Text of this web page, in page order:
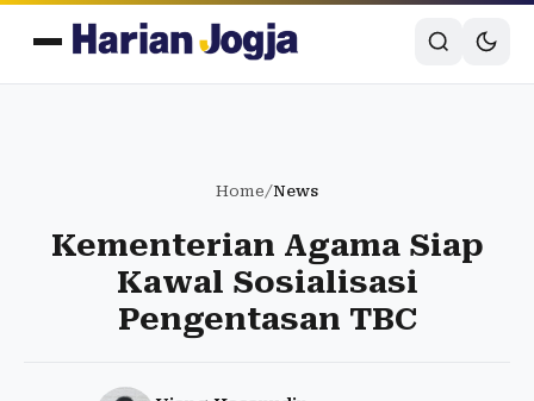
Home/News
Kementerian Agama Siap
Kawal Sosialisasi
Pengentasan TBC